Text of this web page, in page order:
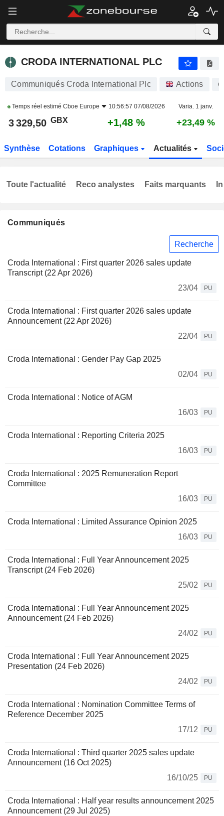
CRODA INTERNATIONAL PLC
Communiqués Croda International Plc Actions
Temps réel estimé Cboe Europe 10:56:57 07/08/2026 Varia. 1 janv.
3 329,50 GBX +1,48 % +23,49 %
Synthèse Cotations Graphiques Actualités
Communiqués
Recherche
Croda International : First quarter 2026 sales update
Transcript (22 Apr 2026)
23/04
PU
Croda International : First quarter 2026 sales update
Announcement (22 Apr 2026)
22/04
PU
Croda International : Gender Pay Gap 2025
02/04
PU
Croda International : Notice of AGM
16/03
PU
Croda International : Reporting Criteria 2025
16/03
PU
Croda International : 2025 Remuneration Report
Committee
16/03
PU
Croda International : Limited Assurance Opinion 2025
16/03
PU
Croda International : Full Year Announcement 2025
Transcript (24 Feb 2026)
25/02
PU
Croda International : Full Year Announcement 2025
Announcement (24 Feb 2026)
24/02
PU
Croda International : Full Year Announcement 2025
Presentation (24 Feb 2026)
24/02
PU
Croda International : Nomination Committee Terms of
Reference December 2025
17/12
PU
Croda International : Third quarter 2025 sales update
Announcement (16 Oct 2025)
16/10/25
PU
Croda International : Half year results announcement 2025
Announcement (29 Jul 2025)
Toute l'actualité Reco analystes Faits marquants